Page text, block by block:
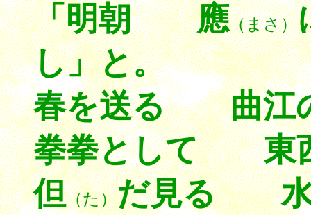
「明朝 應（まさ）
し」と。
春を送る 曲江
拳拳として 東
但（た）だ見る 水